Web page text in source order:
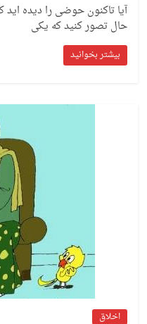
آیا تاکنون حوضی را دیده اید
حال تصور کنید که یکی
بیشتر بخوانید
اخلاق